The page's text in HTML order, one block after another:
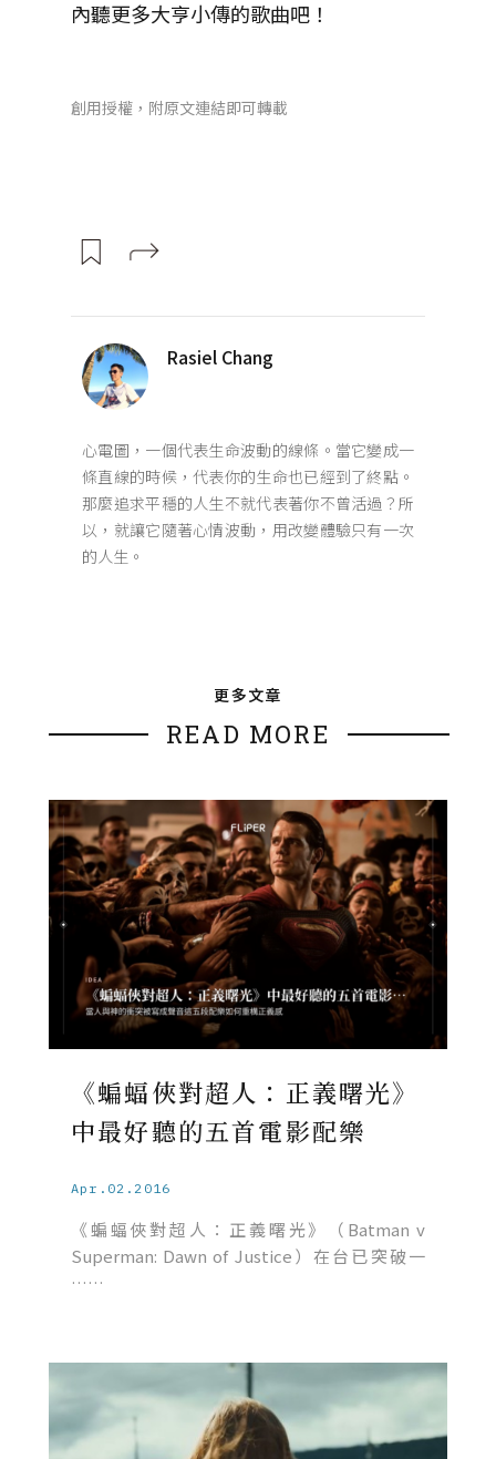
內聽更多大亨小傳的歌曲吧！
創用授權，附原文連結即可轉載
Rasiel Chang
心電圖，一個代表生命波動的線條。當它變成一
條直線的時候，代表你的生命也已經到了終點。
那麼追求平穩的人生不就代表著你不曾活過？所
以，就讓它隨著心情波動，用改變體驗只有一次
的人生。
更多文章
READ MORE
《蝙蝠俠對超人：正義曙光》
中最好聽的五首電影配樂
Apr.02.2016
《蝙蝠俠對超人：正義曙光》（Batman v
Superman: Dawn of Justice）在台已突破一
……